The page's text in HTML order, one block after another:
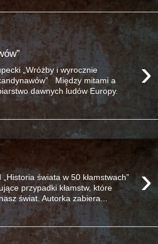
›
„Wróżby i wyrocznie
Między mitami a
dawnych ludów Europy.
›
świata w 50 kłamstwach”
przypadki kłamstw, które
nasz świat. Autorka zabiera...